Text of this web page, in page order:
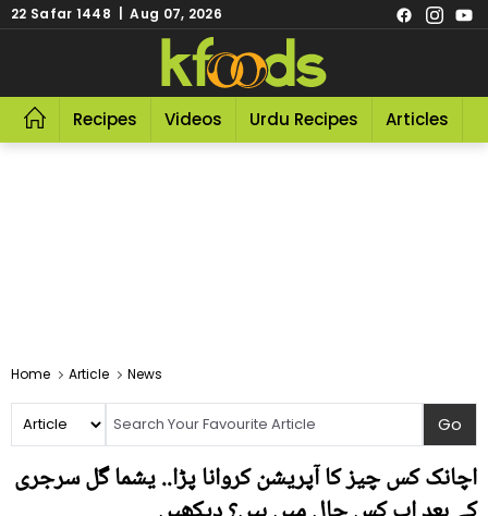
22 Safar 1448 | Aug 07, 2026
Recipes Videos Urdu Recipes Articles
Home Article News
اچانک کس چیز کا آپریشن کروانا پڑا.. یشما گل سرجری